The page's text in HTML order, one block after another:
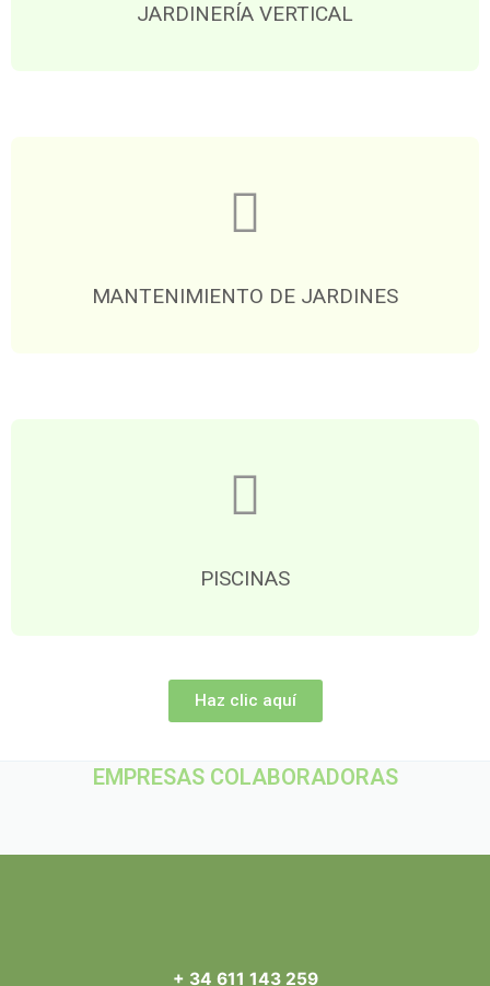
JARDINERÍA VERTICAL
MANTENIMIENTO DE JARDINES
PISCINAS
Haz clic aquí
EMPRESAS COLABORADORAS
+ 34 611 143 259